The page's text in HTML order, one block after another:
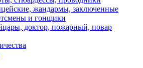
жандармы, заключенные
и гонщики
доктор, пожарный, повар